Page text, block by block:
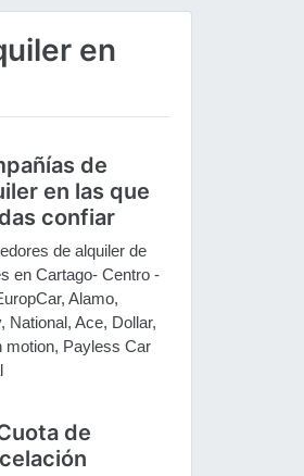
en
de
en las que
confiar
de alquiler de
en Cartago- Centro -
Alamo,
National, Ace, Dollar,
motion, Payless Car
de